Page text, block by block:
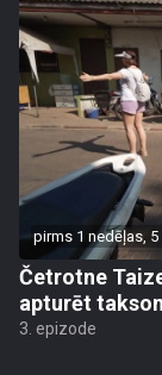
pirms 1 nedēļas, 5
Četrotne
apturēt
3. epizode